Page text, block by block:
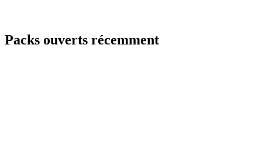
Packs ouverts récemment